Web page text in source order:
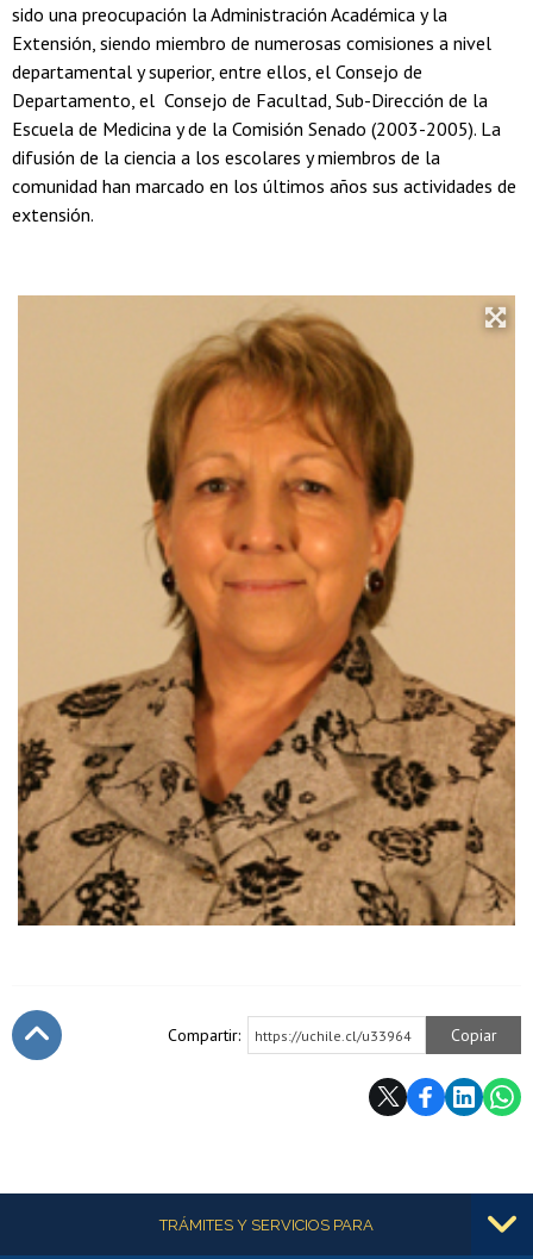
sido una preocupación la Administración Académica y la
Extensión, siendo miembro de numerosas comisiones a nivel
departamental y superior, entre ellos, el Consejo de
Departamento, el Consejo de Facultad, Sub-Dirección de la
Escuela de Medicina y de la Comisión Senado (2003-2005). La
difusión de la ciencia a los escolares y miembros de la
comunidad han marcado en los últimos años sus actividades de
extensión.
Compartir: https://uchile.cl/u33964 Copiar
Más informaciónTRÁMITES Y SERVICIOS PARA